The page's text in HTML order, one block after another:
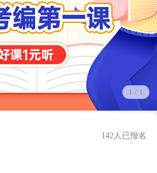
1 / 1
142人已报名